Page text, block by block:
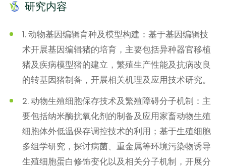
研究内容
1. 动物基因编辑育种及模型构建：基于基因编辑技
术开展基因编辑猪的培育，主要包括异种器官移植
猪及疾病模型猪的建立，繁殖生产性能及抗病改良
的转基因猪制备，开展相关机理及应用技术研究。
2. 动物生殖细胞保存技术及繁殖障碍分子机制：主
要包括纳米酶抗氧化剂的制备及应用家畜动物生殖
细胞体外低温保存调控技术的利用；基于生殖细胞
多组学研究，探讨病菌、重金属等环境污染物诱导
生殖细胞蛋白修饰变化以及相关分子机制，开展分